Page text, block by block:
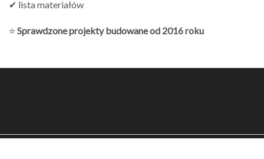
✔ lista materiałów
⭐ Sprawdzone projekty budowane od 2016 roku